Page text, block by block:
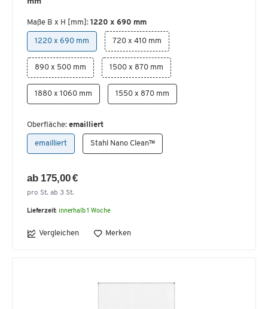
Maße B x H [mm]: 1220 x 690 mm
1220 x 690 mm 720 x 410 mm
890 x 500 mm 1500 x 870 mm
1880 x 1060 mm 1550 x 870 mm
Oberfläche: emailliert
emailliert Stahl Nano Clean™
ab 175,00 €
pro St. ab 3 St.
Lieferzeit: innerhalb 1 Woche
Vergleichen Merken